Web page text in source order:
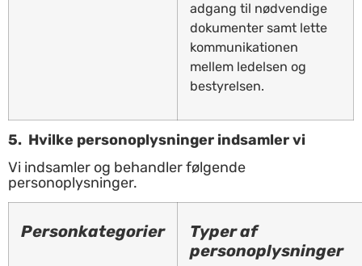
adgang til nødvendige
dokumenter samt lette
kommunikationen
mellem ledelsen og
bestyrelsen.
5. Hvilke personoplysninger indsamler vi
Vi indsamler og behandler følgende
personoplysninger.
Personkategorier
Typer af
personoplysninger